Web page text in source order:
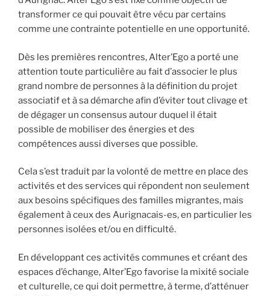
transformer ce qui pouvait être vécu par certains
comme une contrainte potentielle en une opportunité.
Dès les premières rencontres, Alter’Ego a porté une
attention toute particulière au fait d’associer le plus
grand nombre de personnes à la définition du projet
associatif et à sa démarche afin d’éviter tout clivage et
de dégager un consensus autour duquel il était
possible de mobiliser des énergies et des
compétences aussi diverses que possible.
Cela s’est traduit par la volonté de mettre en place des
activités et des services qui répondent non seulement
aux besoins spécifiques des familles migrantes, mais
également à ceux des Aurignacais-es, en particulier les
personnes isolées et/ou en difficulté.
En développant ces activités communes et créant des
espaces d’échange, Alter’Ego favorise la mixité sociale
et culturelle, ce qui doit permettre, à terme, d’atténuer